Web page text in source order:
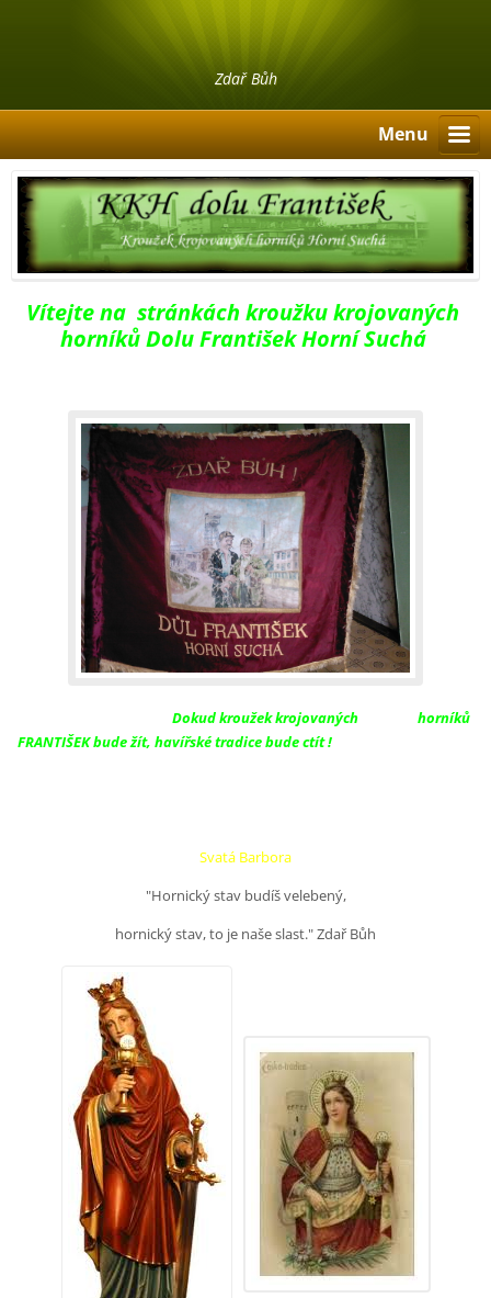
Zdař Bůh
Menu
Vítejte na stránkách kroužku krojovaných
horníků Dolu František Horní Suchá
Dokud kroužek krojovaných
horníků
FRANTIŠEK bude žít, havířské tradice bude ctít !
Svatá Barbora
"Hornický stav budíš velebený,
hornický stav, to je naše slast." Zdař Bůh